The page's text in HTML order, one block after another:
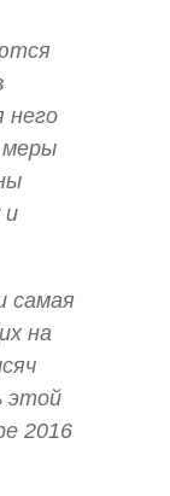
него
меры
и
самая
на
этой
2016